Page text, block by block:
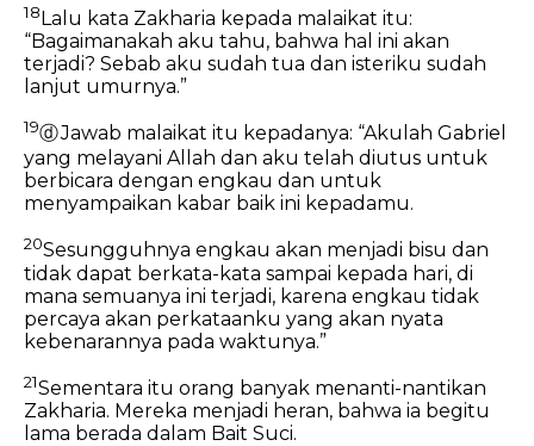
18Lalu kata Zakharia kepada malaikat itu:
“Bagaimanakah aku tahu, bahwa hal ini akan
terjadi? Sebab aku sudah tua dan isteriku sudah
lanjut umurnya.”
19ⓓJawab malaikat itu kepadanya: “Akulah Gabriel
yang melayani Allah dan aku telah diutus untuk
berbicara dengan engkau dan untuk
menyampaikan kabar baik ini kepadamu.
20Sesungguhnya engkau akan menjadi bisu dan
tidak dapat berkata-kata sampai kepada hari, di
mana semuanya ini terjadi, karena engkau tidak
percaya akan perkataanku yang akan nyata
kebenarannya pada waktunya.”
21Sementara itu orang banyak menanti-nantikan
Zakharia. Mereka menjadi heran, bahwa ia begitu
lama berada dalam Bait Suci.